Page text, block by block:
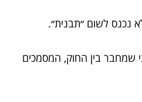
נכנס לשום ״תבנית״.
שמחבר בין החוק, המסמכים